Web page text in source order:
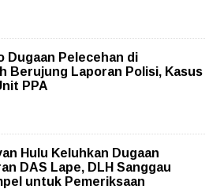
Dugaan Pelecehan di
Berujung Laporan Polisi, Kasus
PPA
Hulu Keluhkan Dugaan
DAS Lape, DLH Sanggau
untuk Pemeriksaan